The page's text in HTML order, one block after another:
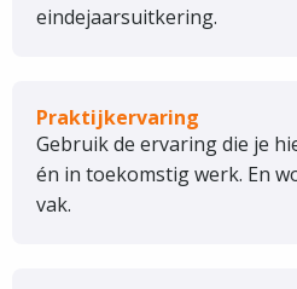
eindejaarsuitkering.
Praktijkervaring
Gebruik de ervaring die je
én in toekomstig werk. En
vak.